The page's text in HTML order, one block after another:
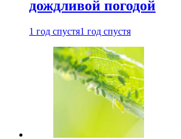
дождливой погодой
1 год спустя1 год спустя